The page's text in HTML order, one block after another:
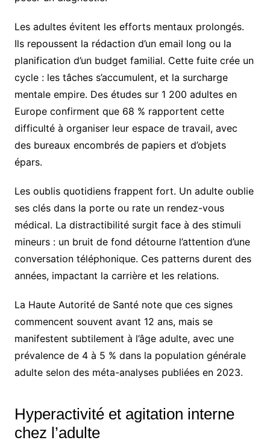
Les adultes évitent les efforts mentaux prolongés.
Ils repoussent la rédaction d’un email long ou la
planification d’un budget familial. Cette fuite crée un
cycle : les tâches s’accumulent, et la surcharge
mentale empire. Des études sur 1 200 adultes en
Europe confirment que 68 % rapportent cette
difficulté à organiser leur espace de travail, avec
des bureaux encombrés de papiers et d’objets
épars.
Les oublis quotidiens frappent fort. Un adulte oublie
ses clés dans la porte ou rate un rendez-vous
médical. La distractibilité surgit face à des stimuli
mineurs : un bruit de fond détourne l’attention d’une
conversation téléphonique. Ces patterns durent des
années, impactant la carrière et les relations.
La Haute Autorité de Santé note que ces signes
commencent souvent avant 12 ans, mais se
manifestent subtilement à l’âge adulte, avec une
prévalence de 4 à 5 % dans la population générale
adulte selon des méta-analyses publiées en 2023.
Hyperactivité et agitation interne
chez l’adulte